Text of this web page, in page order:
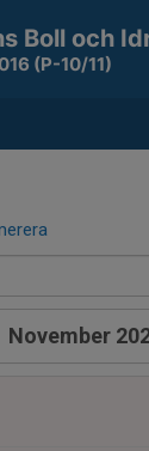
Boll och
(P-10/11)
November